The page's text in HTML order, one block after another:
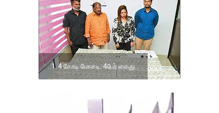
. 1. 4 கோடி மோசடி: 4பேர் கைது..